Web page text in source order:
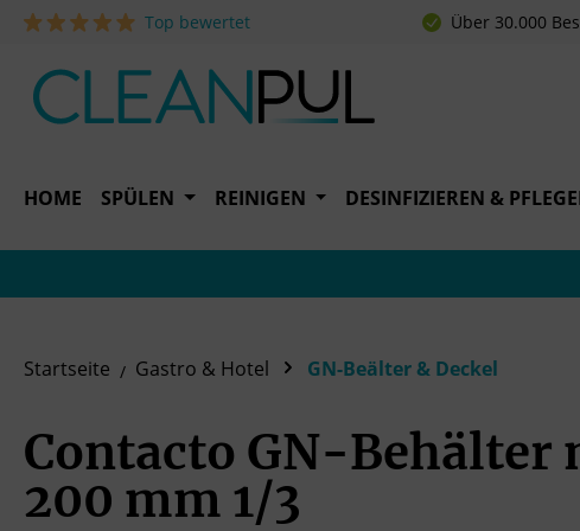
Hauptinhalt springen
Zur Suche springen
Zur Hauptnavigation springen
Top bewertet Über 30.000
HOME SPÜLEN REINIGEN DESINFIZIEREN &
Startseite Gastro & Hotel GN-Beälter & Deckel
Contacto GN-
200 mm 1/3